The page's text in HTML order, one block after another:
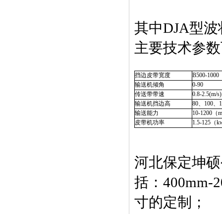
其中DJA型
主要技术参
挡边皮带宽度
B500-1000
输送机倾角
0-90
传送带带速
0.8-2.5(m/s)
输送机挡边高
80、100、
输送能力
10-1200（
皮带机功率
1.5-125（
河北保定坤
括：400mm-
寸的定制；